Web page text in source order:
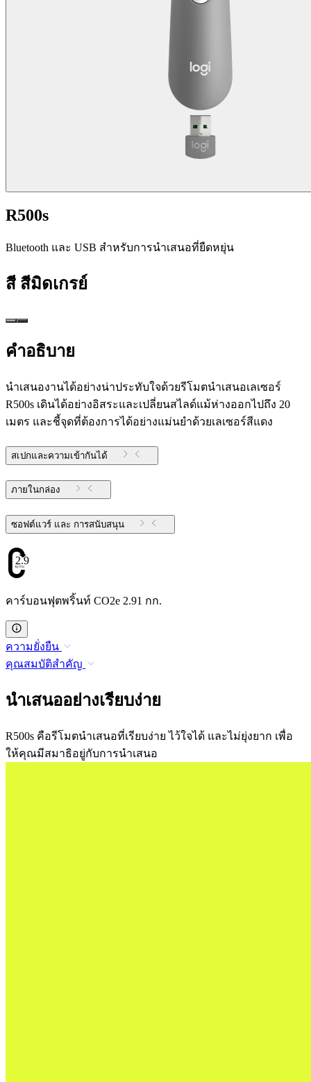
R500s
Bluetooth และ USB สำหรับการนำเสนอที่ยืดหยุ่น
สี สีมิดเกรย์
คำอธิบาย
นำเสนองานได้อย่างน่าประทับใจด้วยรีโมตนำเสนอเลเซอร์
R500s เดินได้อย่างอิสระและเปลี่ยนสไลด์แม้ห่างออกไปถึง 20
เมตร และชี้จุดที่ต้องการได้อย่างแม่นยำด้วยเลเซอร์สีแดง
สเปกและความเข้ากันได้
ภายในกล่อง
ซอฟต์แวร์ และ การสนับสนุน
2.91
คาร์บอนฟุตพริ้นท์ CO2e 2.91 กก.
ความยั่งยืน
คุณสมบัติสำคัญ
นำเสนออย่างเรียบง่าย
R500s คือรีโมตนำเสนอที่เรียบง่าย ไว้ใจได้ และไม่ยุ่งยาก เพื่อ
ให้คุณมีสมาธิอยู่กับการนำเสนอ